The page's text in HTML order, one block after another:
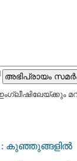
: കുഞ്ഞുങ്ങളിൽ